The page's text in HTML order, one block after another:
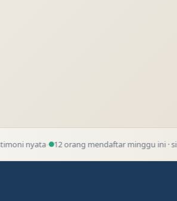
12 orang mendaftar minggu ini · sisa 3 slot